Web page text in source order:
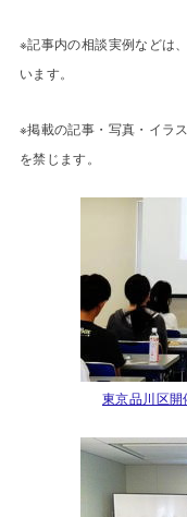
※記事内の相談実例などは
います。
※掲載の記事・写真・イラ
を禁じます。
東京品川区